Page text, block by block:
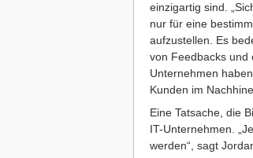
einzigartig sind.
nur für eine
aufzustellen. Es
von Feedbacks und
Unternehmen
Kunden im
Eine Tatsache, die
IT-Unternehmen.
werden“, sagt